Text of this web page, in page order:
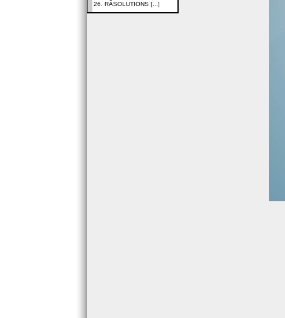
26. RÃSOLUTIONS [...]